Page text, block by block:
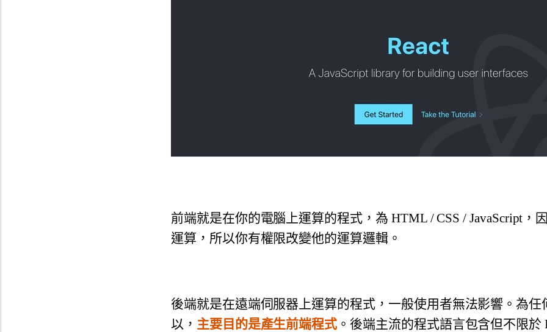
前端就是在你的電腦上運算的程式，為 HTML / CSS / JavaScript，
運算，所以你有權限改變他的運算邏輯。
後端就是在遠端伺服器上運算的程式，一般使用者無法影響。為任
以， 主要目的是產生前端程式。後端主流的程式語言包含但不限於